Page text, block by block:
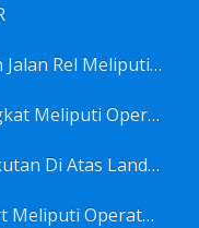
Sertifikasi Operator Alat Angkutan Jalan Rel Meliputi Operator Lokomotif Dan Lori KEMNAKER
Sertifikasi Operator Peralatan Angkat Meliputi Operator Dongkrak Mekanik (Lier) KEMNAKER
Sertifikasi Operator Pesawat Angkutan Di Atas Landasan Dan Di Atas Permukaan Meliputi Antara Lain Operator: Dump Truk KEMNAKER
Sertifikasi Operator Pita Transport Meliputi Operator Eskalator KEMNAKER